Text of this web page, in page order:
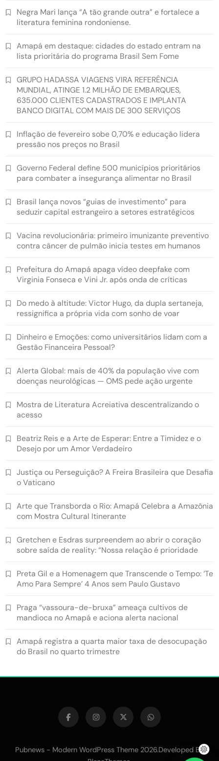
Negra Mari lança “A tão grande outra” e fortalece a
literatura feminina rondoniense.
Amapá em destaque: cidades do estado entram na
lista prioritária do programa Brasil Sem Fome
GRUPO HADASSA VIAGENS VIRA REFERÊNCIA
MUNDIAL, ATINGE 1.2 MILHÃO DE EMBARQUES,
635.000 CLIENTES CADASTRADOS E IMPLANTA
BANCO DIGITAL COM MAIS DE 300 SERVIÇOS
Inflação de fevereiro sobe 0,70% e educação lidera
pressão nos preços no Brasil
Governo Federal define 500 municípios prioritários
para combater a insegurança alimentar no Brasil
Brasil lança novos “guias de investimento” para
seduzir capital estrangeiro a setores estratégicos
Vacina revolucionária: primeiro imunizante preventivo
contra câncer de pulmão inicia testes em humanos
Prefeitura do Amapá apaga vídeo deepfake com
Virginia Fonseca e Vini Jr. após onda de críticas
Do medo à altitude: Victor Hugo, da dupla sertaneja,
ressignifica a própria vida com sonho de voar
Dinheiro e Emoções: como universitários lidam com a
Gestão Financeira Pessoal?
Alerta Global: mais de 40% da população vive com
doenças neurológicas — OMS pede ação urgente
Mostra de Literatura Acreiativa descentralizando o
acesso
Beatriz Reis e a Arte de Esperar: Entre a Timidez e o
Desejo por um Amor Verdadeiro
Justiça ou Perseguição? A Freira Brasileira que Desafia
o Vaticano
Arte que Transborda o Rio: Amapá Celebra a Amazônia
com Mostra Cultural Itinerante
Gretchen e Esdras surpreendem ao abrir o coração
sobre saída de reality: “Nossa relação é prioridade
Preta Gil e a Homenagem que Transcende o Tempo: ‘Te
Amo Para Sempre’ 4 Anos sem Paulo Gustavo
Praga “vassoura-de-bruxa” ameaça cultivos de
mandioca no Amapá e aciona alerta nacional
Amapá registra a quarta maior taxa de desocupação
do Brasil no quarto trimestre
Pubnews - Modern WordPress Theme 2026.Developed By